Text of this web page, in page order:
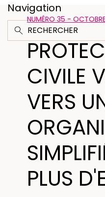
Navigation
NUMÉRO 35 -
CIVILE
VERS
PLUS